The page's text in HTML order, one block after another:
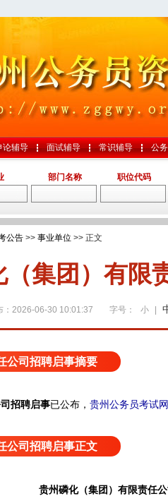
论辅导 面试辅导 常识辅导 公
部门名称 职位代码
公告 >> 事业单位 >> 正文
（集团）有限
：2026-06-30 10:01:37 字号： 小
公司招聘启事摘要
招聘启事已公布 ， 贵州公务员考试网
公司招聘启事正文
贵州磷化（集团）有限责任